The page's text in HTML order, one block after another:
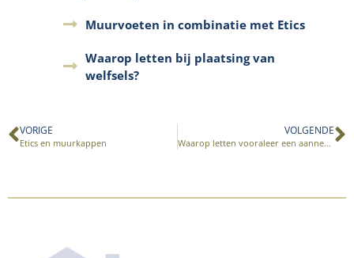
Muurvoeten in combinatie met Etics
Waarop letten bij plaatsing van
welfsels?
VORIGE
Etics en muurkappen
VOLGENDE
Waarop letten vooraleer een aannemingsovereenkomst af te sluiten en de werken te starten?